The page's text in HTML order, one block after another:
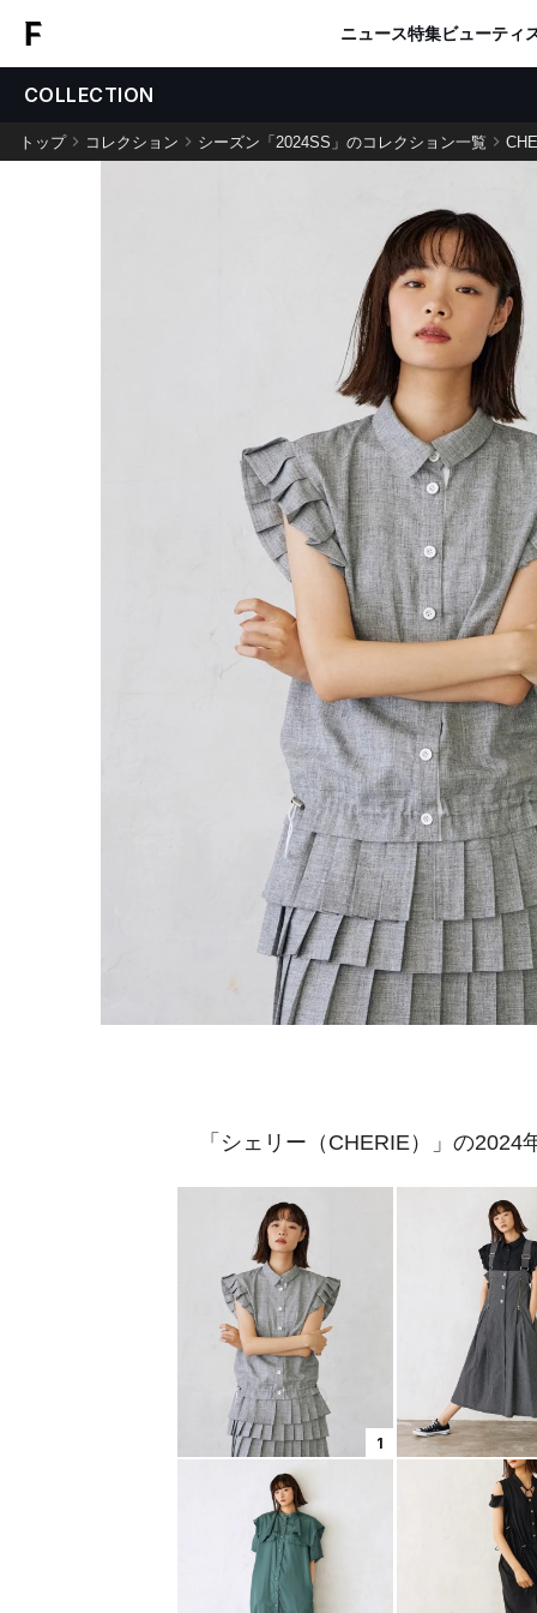
ニュース特集ビューティ
COLLECTION
トップ コレクション シーズン「2024SS」のコレクション一覧
「シェリー（CHERIE）」の2024
1